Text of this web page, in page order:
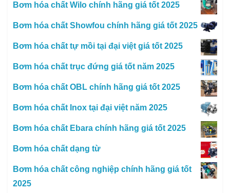
Bơm hóa chất Wilo chính hãng giá tốt 2025
Bơm hóa chất Showfou chính hãng giá tốt 2025
Bơm hóa chất tự mồi tại đại việt giá tốt 2025
Bơm hóa chất trục đứng giá tốt năm 2025
Bơm hóa chất OBL chính hãng giá tốt 2025
Bơm hóa chất Inox tại đại việt năm 2025
Bơm hóa chất Ebara chính hãng giá tốt 2025
Bơm hóa chất dạng từ
Bơm hóa chất công nghiệp chính hãng giá tốt
2025